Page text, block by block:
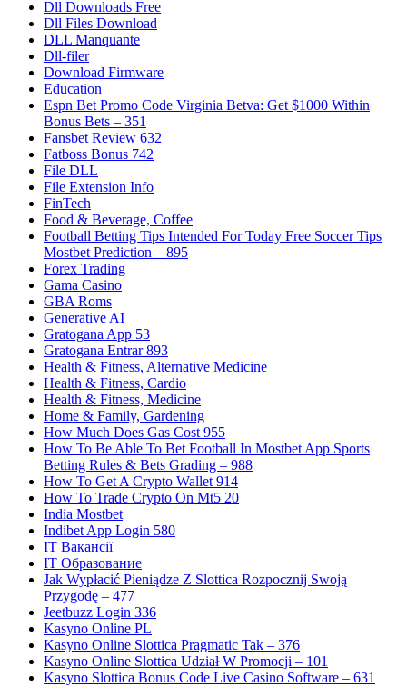
Dll Downloads Free
Dll Files Download
DLL Manquante
Dll-filer
Download Firmware
Education
Espn Bet Promo Code Virginia Betva: Get $1000 Within
Bonus Bets – 351
Fansbet Review 632
Fatboss Bonus 742
File DLL
File Extension Info
FinTech
Food & Beverage, Coffee
Football Betting Tips Intended For Today Free Soccer Tips
Mostbet Prediction – 895
Forex Trading
Gama Casino
GBA Roms
Generative AI
Gratogana App 53
Gratogana Entrar 893
Health & Fitness, Alternative Medicine
Health & Fitness, Cardio
Health & Fitness, Medicine
Home & Family, Gardening
How Much Does Gas Cost 955
How To Be Able To Bet Football In Mostbet App Sports
Betting Rules & Bets Grading – 988
How To Get A Crypto Wallet 914
How To Trade Crypto On Mt5 20
India Mostbet
Indibet App Login 580
IT Вакансії
IT Образование
Jak Wypłacić Pieniądze Z Slottica Rozpocznij Swoją
Przygodę – 477
Jeetbuzz Login 336
Kasyno Online PL
Kasyno Online Slottica Pragmatic Tak – 376
Kasyno Online Slottica Udział W Promocji – 101
Kasyno Slottica Bonus Code Live Casino Software – 631